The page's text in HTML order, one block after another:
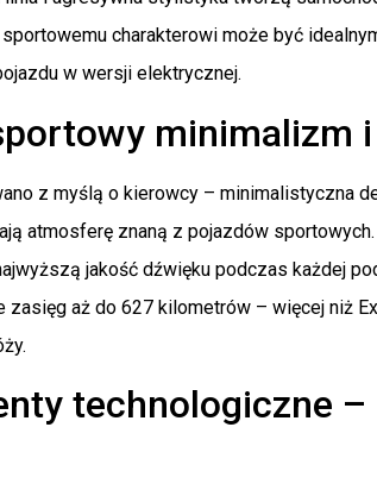
charakterowi może być
w wersji elektrycznej.
minimalizm
z myślą o kierowcy – minimalistyczna
atmosferę znaną z pojazdów
jakość dźwięku podczas każdej
zasięg aż do 627 kilometrów – więcej niż
technologiczne